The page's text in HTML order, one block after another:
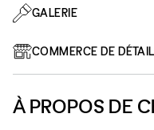
GALERIE
COMMERCE DE DÉTAIL
À PROPOS DE